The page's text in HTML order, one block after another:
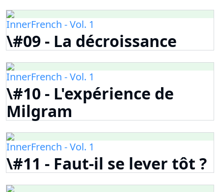
InnerFrench - Vol. 1
\#09 - La décroissance
InnerFrench - Vol. 1
\#10 - L'expérience de
Milgram
InnerFrench - Vol. 1
\#11 - Faut-il se lever tôt ?